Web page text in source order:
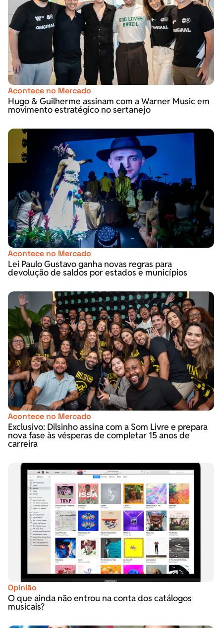
Acontece no Mercado
Hugo & Guilherme assinam com a Warner Music em
movimento estratégico no sertanejo
Acontece no Mercado
Lei Paulo Gustavo ganha novas regras para
devolução de saldos por estados e municípios
Acontece no Mercado
Exclusivo: Dilsinho assina com a Som Livre e prepara
nova fase às vésperas de completar 15 anos de
carreira
Opinião
O que ainda não entrou na conta dos catálogos
musicais?